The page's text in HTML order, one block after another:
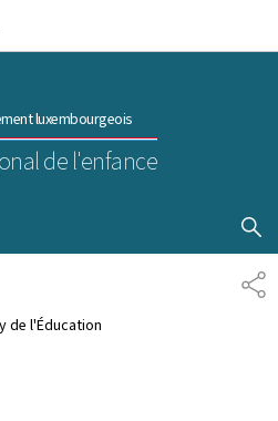
principal
contenu
luxembourgeois
de l'enfance
de l'Éducation